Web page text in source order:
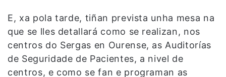
E, xa pola tarde, tiñan prevista unha mesa na
que se lles detallará como se realizan, nos
centros do Sergas en Ourense, as Auditorías
de Seguridade de Pacientes, a nivel de
centros, e como se fan e programan as